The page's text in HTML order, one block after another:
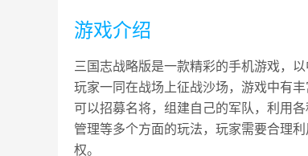
游戏介绍
三国志战略版是一款精彩的手机游戏，
玩家一同在战场上征战沙场，游戏中有
可以招募名将，组建自己的军队，利用
管理等多个方面的玩法，玩家需要合理
权。